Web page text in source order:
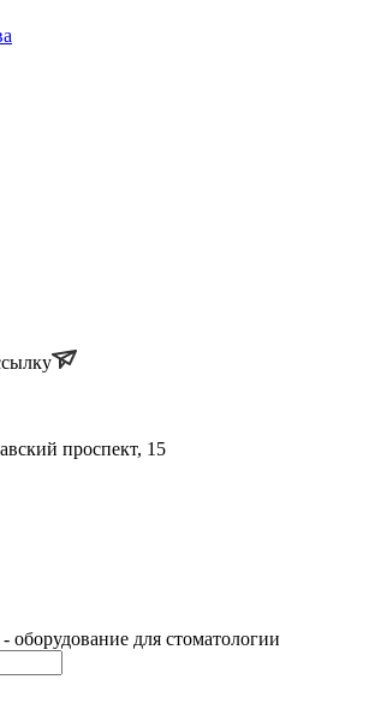
проспект, 15
для стоматологии